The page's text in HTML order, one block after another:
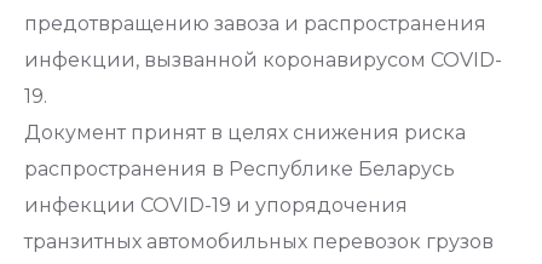
предотвращению завоза и распространения
инфекции, вызванной коронавирусом COVID-
19.
Документ принят в целях снижения риска
распространения в Республике Беларусь
инфекции COVID-19 и упорядочения
транзитных автомобильных перевозок грузов